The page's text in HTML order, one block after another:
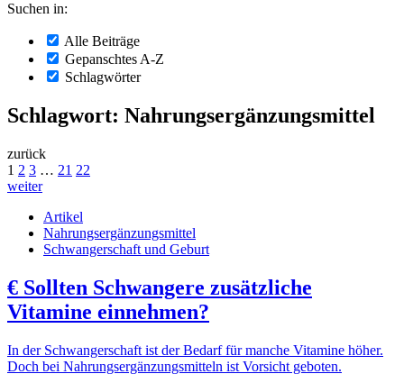
Suchen in:
Alle Beiträge
Gepanschtes A-Z
Schlagwörter
Schlagwort: Nahrungsergänzungsmittel
zurück
1 2 3 … 21 22
weiter
Artikel
Nahrungsergänzungsmittel
Schwangerschaft und Geburt
€ Sollten Schwangere zusätzliche
Vitamine einnehmen?
In der Schwangerschaft ist der Bedarf für manche Vitamine höher.
Doch bei Nahrungsergänzungsmitteln ist Vorsicht geboten.